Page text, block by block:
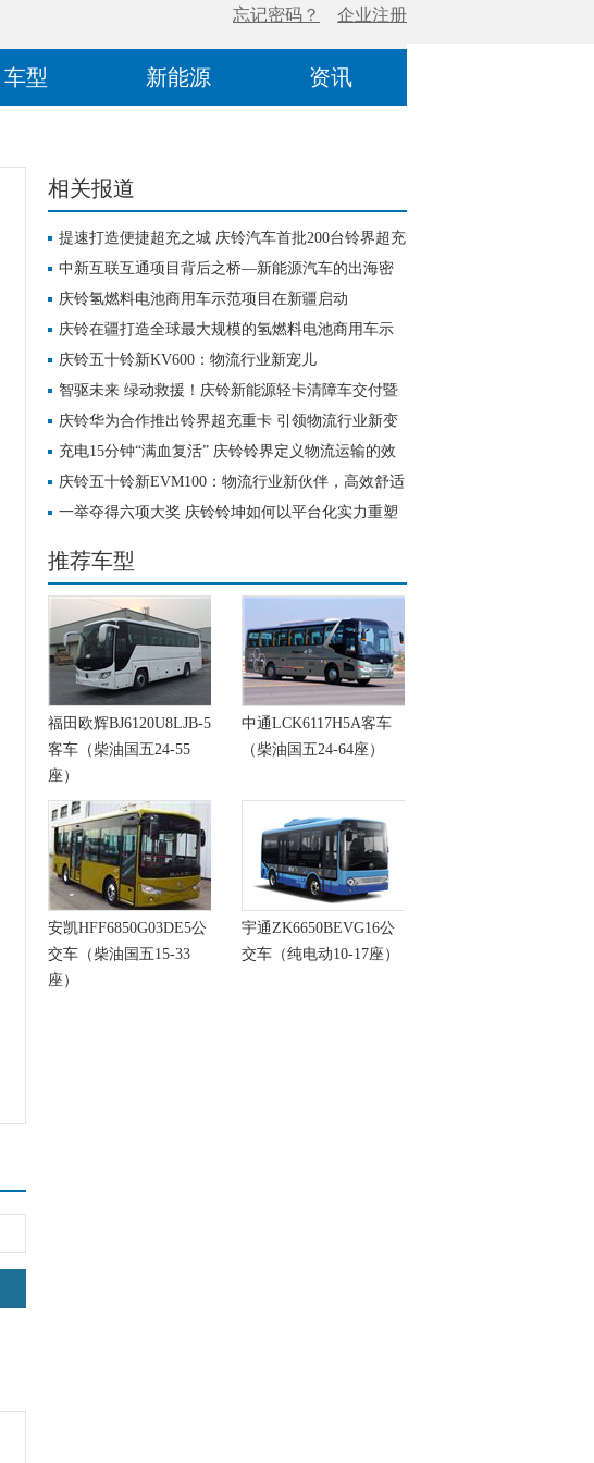
车型 新能源 资讯
相关报道
提速打造便捷超充之城 庆铃汽车首批200台铃界超充
重卡交付
中新互联互通项目背后之桥—新能源汽车的出海密
钥庆铃氢燃料电池商用车示范项目在新疆启动
庆铃在疆打造全球最大规模的氢燃料电池商用车示
范项目
庆铃五十铃新KV600：物流行业新宠儿
智驱未来 绿动救援！庆铃新能源轻卡清障车交付暨
新能源小卡清障车重磅亮相
庆铃华为合作推出铃界超充重卡 引领物流行业新变
革充电15分钟“满血复活” 庆铃铃界定义物流运输的效
率赚钱逻辑
庆铃五十铃新EVM100：物流行业新伙伴，高效舒适
驾驶体验
一举夺得六项大奖 庆铃铃坤如何以平台化实力重塑
推荐车型
福田欧辉BJ6120U8LJB-5
客车（柴油国五24-55
座）
中通LCK6117H5A客车
（柴油国五24-64座）
安凯HFF6850G03DE5公
交车（柴油国五15-33
座）
宇通ZK6650BEVG16公
交车（纯电动10-17座）